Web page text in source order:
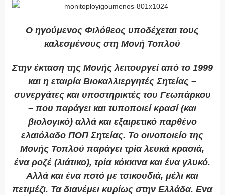
Ο ηγούμενος Φιλόθεος υποδέχεται τους
καλεσμένους στη Μονή Τοπλού
Στην έκταση της Μονής λειτουργεί από το 1999
και η εταιρία Βιοκαλλιεργητές Σητείας –
συνεργάτες και υποστηρικτές του Γεωπάρκου
– που παράγει και τυποποιεί κρασί (και
βιολογικό) αλλά και εξαιρετικό παρθένο
ελαιόλαδο ΠΟΠ Σητείας. Το οινοποιείο της
Μονής Τοπλού παράγει τρία λευκά κρασιά,
ένα ροζέ (λιάτικο), τρία κόκκινα και ένα γλυκό.
Αλλά και ένα ποτό με τσικουδιά, μέλι και
πετιμέζι. Τα διανέμει κυρίως στην Ελλάδα. Ενα